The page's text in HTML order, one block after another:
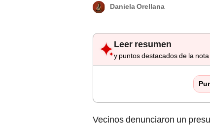
Daniela Orellana
Leer resumen
y puntos destacados de la
Vecinos denunciaron un